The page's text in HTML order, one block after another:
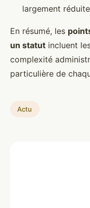
largement
En résumé, les
un statut incluent
complexité
particulière de
Actu